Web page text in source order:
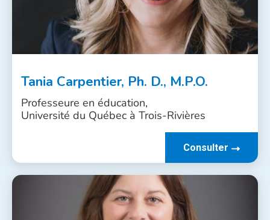
Tania Carpentier, Ph. D., M.P.O.
Professeure en éducation,
Université du Québec à Trois-Rivières
Consulter